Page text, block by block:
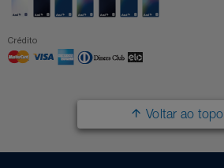
Crédito
Voltar ao topo